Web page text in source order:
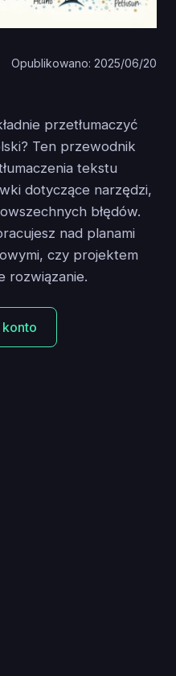
Opublikowano: 2025/06/20
przetłumaczyć
Ten przewodnik
tekstu
dotyczące narzędzi,
błędów.
nad planami
czy projektem
rozwiązanie.